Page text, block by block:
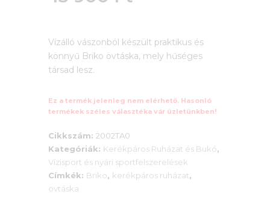
16
900 Ft.
price
is:
13
900 Ft.
Vízálló vászonból készült praktikus és
könnyű Briko övtáska, mely hűséges
társad lesz.
Ez a termék jelenleg nem elérhető. Hasonló
termékek széles választéka vár üzletünkben!
Cikkszám: 2002TA0
Kategóriák: Kerékpáros Ruházat és Bukó,
Vízisport és nyári sportfelszerelések
Címkék: Briko, kerékpáros ruházat,
övtáska